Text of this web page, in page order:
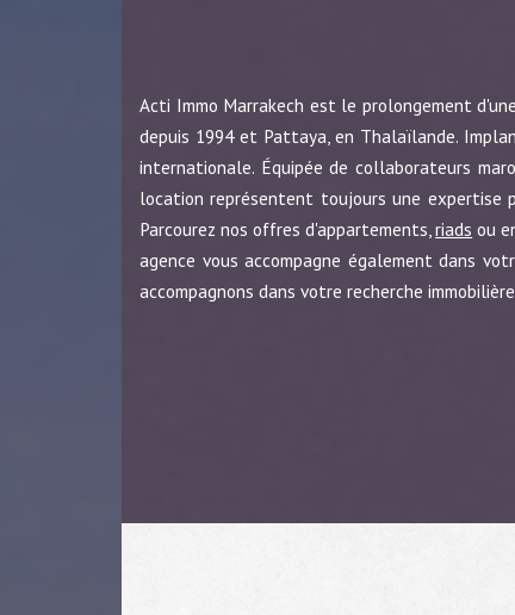
Acti Immo Marrakech est le prolongement
depuis 1994 et Pattaya, en Thalaïlande.
internationale. Équipée de collaborateurs
location représentent toujours une expertise
Parcourez nos offres d'appartements,riads ou
agence vous accompagne également dans
accompagnons dans votre recherche